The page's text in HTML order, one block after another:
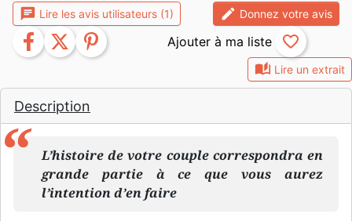
auto_stories Lire un extrait
Description
L’histoire de votre couple correspondra en
grande partie à ce que vous aurez
l’intention d’en faire
chat Lire les avis utilisateurs (1) edit Donnez votre avis
facebook twitter pinterest favorite_border